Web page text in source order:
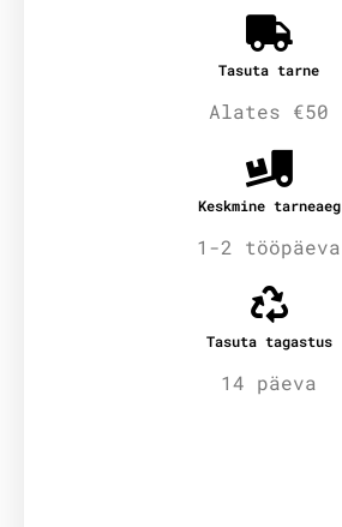
Tasuta tarne
Alates €50
Keskmine tarneaeg
1-2 tööpäeva
Tasuta tagastus
14 päeva